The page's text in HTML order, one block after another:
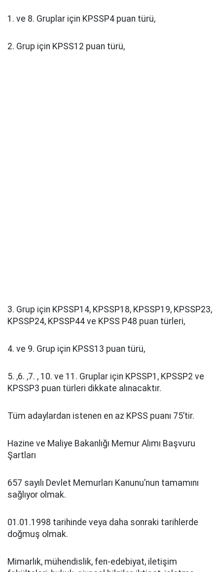
1. ve 8. Gruplar için KPSSP4 puan türü,
2. Grup için KPSS12 puan türü,
3. Grup için KPSSP14, KPSSP18, KPSSP19, KPSSP23,
KPSSP24, KPSSP44 ve KPSS P48 puan türleri,
4. ve 9. Grup için KPSS13 puan türü,
5. ,6. ,7. , 10. ve 11. Gruplar için KPSSP1, KPSSP2 ve
KPSSP3 puan türleri dikkate alınacaktır.
Tüm adaylardan istenen en az KPSS puanı 75’tir.
Hazine ve Maliye Bakanlığı Memur Alımı Başvuru
Şartları
657 sayılı Devlet Memurları Kanunu’nun tamamını
sağlıyor olmak.
01.01.1998 tarihinde veya daha sonraki tarihlerde
doğmuş olmak.
Mimarlık, mühendislik, fen-edebiyat, iletişim